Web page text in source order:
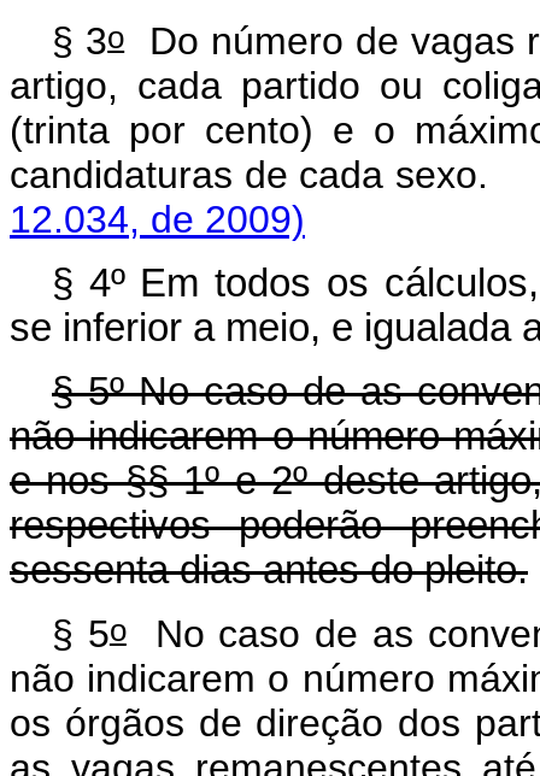
§ 3oDo número de vagas
artigo, cada partido ou
(trinta por cento) e o
candidaturas de cada sexo.
12.034, de 2009)
§ 4º Em todos os
se inferior a meio, e igualada
§ 5º No caso de as
não indicarem o número
e nos §§ 1º e 2º deste
respectivos poderão
sessenta dias antes do pleito.
§ 5oNo caso de as
não indicarem o número
os órgãos de direção dos